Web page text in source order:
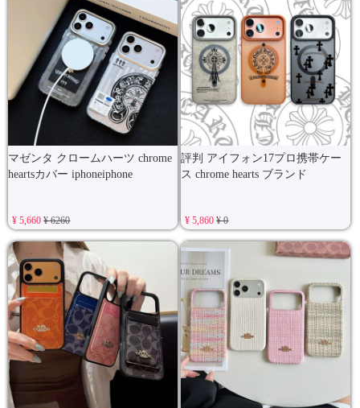
マゼンタ クロームハーツ chrome
heartsカバー iphoneiphone
¥ 5,660¥ 6260
評判 アイフォン17プロ携帯ケー
ス chrome hearts ブランド
¥ 5,860¥ 0